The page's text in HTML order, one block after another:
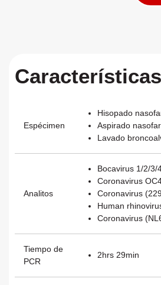
Características
Espécimen
Hisopado
Aspirado
Lavado
Analitos
Bocavirus 1/2/3/
Coronavirus
Coronavirus
Human
Coronavirus
Tiempo de
PCR
2hrs 29min